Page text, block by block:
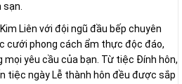
Liên với đội ngũ đầu bếp chuyên
cưới phong cách ẩm thực độc đáo,
mọi yêu cầu của bạn. Từ tiệc Đính hôn,
tiệc ngày Lễ thành hôn đều được sắp